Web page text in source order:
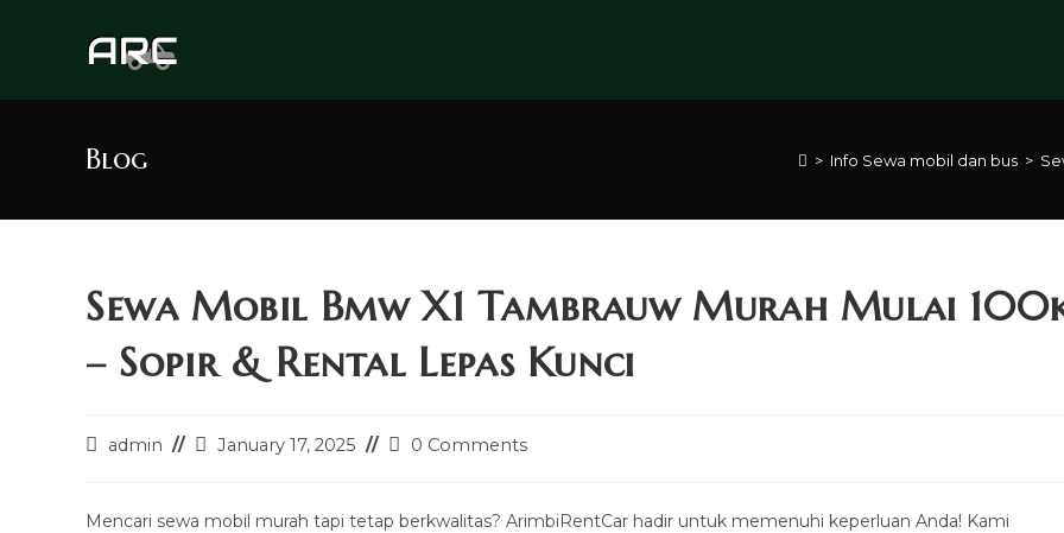
Blog > Info Sewa mobil dan bus >
Sewa Mobil Bmw X1 Tambrauw Murah Mulai
– Sopir & Rental Lepas Kunci
Postadmin
PostJanuary 17, 2025
Post0 Comments
Mencari sewa mobil murah tapi tetap berkwalitas? ArimbiRentCar hadir untuk memenuhi keperluan Anda! Kami